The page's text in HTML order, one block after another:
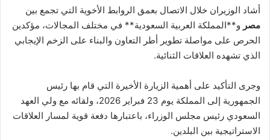
أشاد الوزيران خلال الاتصال بعمق الروابط الأخوية التي تجمع بين
مصر و**المملكة العربية السعودية** في مختلف المجالات، مؤكدين
الحرص على مواصلة تطوير أطر التعاون والبناء على الزخم الإيجابي
الذي تشهده العلاقات الثنائية.
وجرى التأكيد على أهمية الزيارة الأخيرة التي قام بها رئيس
الجمهورية إلى المملكة يوم 23 فبراير 2026، ولقائه مع ولي العهد
السعودي رئيس مجلس الوزراء، باعتبارها دفعة قوية لمسار العلاقات
الاستراتيجية بين البلدين.